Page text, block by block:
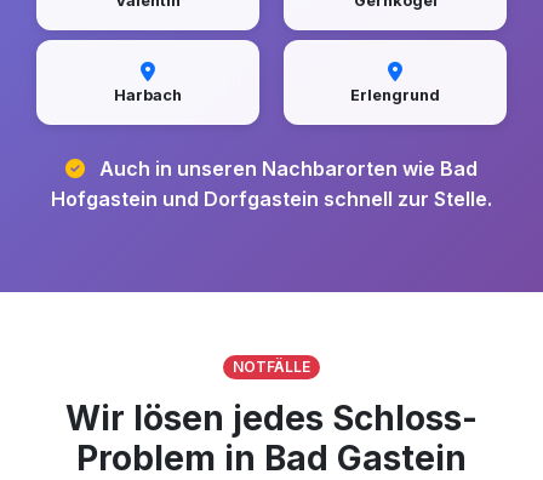
Harbach Erlengrund
Auch in unseren Nachbarorten wie Bad
Hofgastein und Dorfgastein schnell zur Stelle.
NOTFÄLLE
Wir lösen jedes Schloss-
Problem in Bad Gastein